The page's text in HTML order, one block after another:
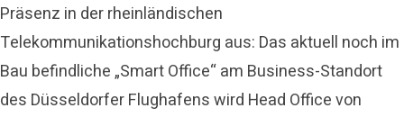
Präsenz in der rheinländischen
Telekommunikationshochburg aus: Das aktuell noch im
Bau befindliche „Smart Office“ am Business-Standort
des Düsseldorfer Flughafens wird Head Office von